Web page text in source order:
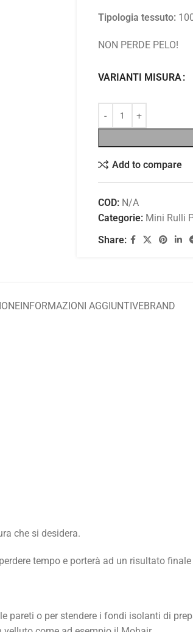
Tipologia tessuto:
NON PERDE PELO!
VARIANTI MISURA
Add to compare
COD: N/A
Categorie: Mini Rulli
Share:
INFORMAZIONI AGGIUNTIVEBRAND
che si desidera.
tempo e porterà ad un risultato
pareti o per stendere i fondi isolanti di